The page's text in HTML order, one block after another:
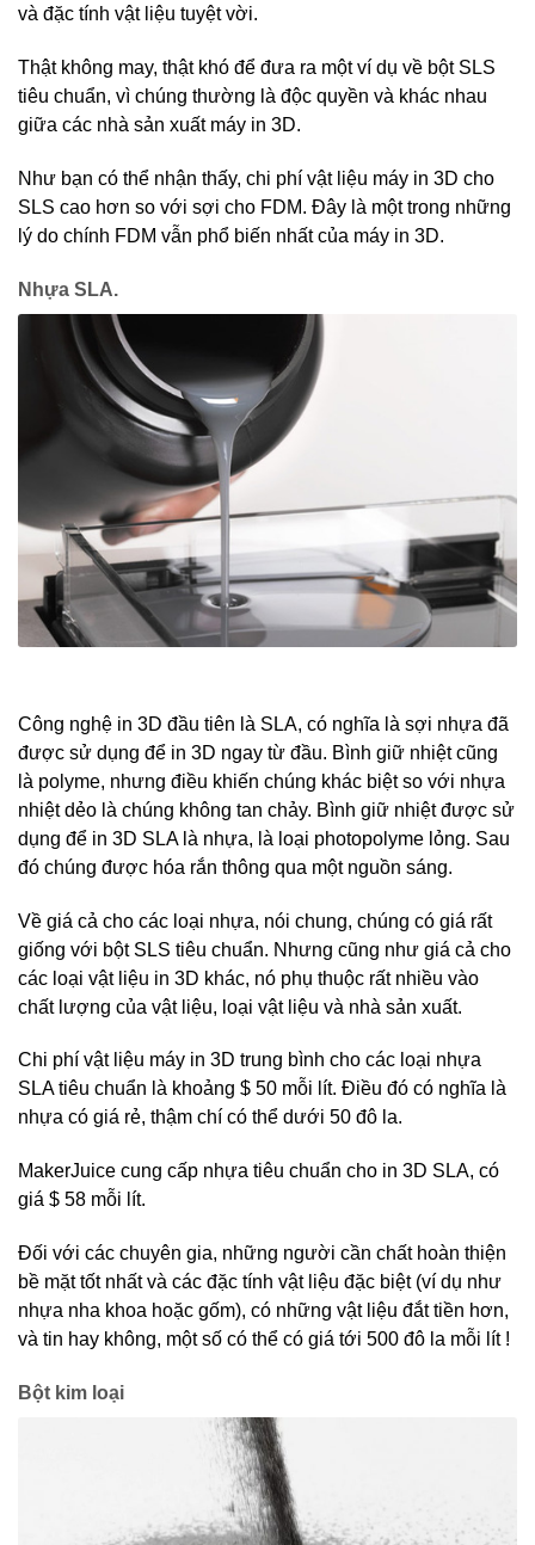
và đặc tính vật liệu tuyệt vời.
Thật không may, thật khó để đưa ra một ví dụ về bột SLS
tiêu chuẩn, vì chúng thường là độc quyền và khác nhau
giữa các nhà sản xuất máy in 3D.
Như bạn có thể nhận thấy, chi phí vật liệu máy in 3D cho
SLS cao hơn so với sợi cho FDM. Đây là một trong những
lý do chính FDM vẫn phổ biến nhất của máy in 3D.
Nhựa SLA.
Công nghệ in 3D đầu tiên là SLA, có nghĩa là sợi nhựa đã
được sử dụng để in 3D ngay từ đầu. Bình giữ nhiệt cũng
là polyme, nhưng điều khiến chúng khác biệt so với nhựa
nhiệt dẻo là chúng không tan chảy. Bình giữ nhiệt được sử
dụng để in 3D SLA là nhựa, là loại photopolyme lỏng. Sau
đó chúng được hóa rắn thông qua một nguồn sáng.
Về giá cả cho các loại nhựa, nói chung, chúng có giá rất
giống với bột SLS tiêu chuẩn. Nhưng cũng như giá cả cho
các loại vật liệu in 3D khác, nó phụ thuộc rất nhiều vào
chất lượng của vật liệu, loại vật liệu và nhà sản xuất.
Chi phí vật liệu máy in 3D trung bình cho các loại nhựa
SLA tiêu chuẩn là khoảng $ 50 mỗi lít. Điều đó có nghĩa là
nhựa có giá rẻ, thậm chí có thể dưới 50 đô la.
MakerJuice cung cấp nhựa tiêu chuẩn cho in 3D SLA, có
giá $ 58 mỗi lít.
Đối với các chuyên gia, những người cần chất hoàn thiện
bề mặt tốt nhất và các đặc tính vật liệu đặc biệt (ví dụ như
nhựa nha khoa hoặc gốm), có những vật liệu đắt tiền hơn,
và tin hay không, một số có thể có giá tới 500 đô la mỗi lít !
Bột kim loại